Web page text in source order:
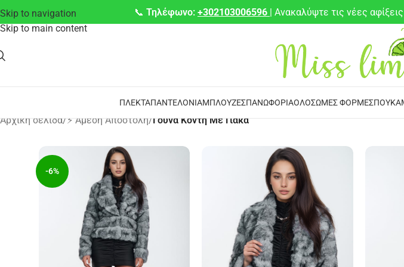
Skip to navigation
Skip to main content
📞 Τηλέφωνο: +302103006596 | Ανακαλύψτε τις νέες
ΠΛΕΚΤΆΠΑΝΤΕΛΌΝΙΑΜΠΛΟΎΖΕΣΠΑΝΩΦΌΡΙΑΟΛΌΣΩΜΕΣ ΦΌΡΜΕΣ
Αρχική σελίδα/⚡ Άμεση Αποστολή/Γούνα Κοντή Με Γιακά
-6%